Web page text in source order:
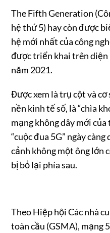
The Fifth Generation
hệ thứ 5) hay còn được
hệ mới nhất của công
được triển khai trên
năm 2021.
Được xem là trụ cột và
nền kinh tế số, là “chìa
mạng không dây mới
“cuộc đua 5G” ngày
cảnh không một ông lớn
bị bỏ lại phía sau.
Theo Hiệp hội Các nhà
toàn cầu (GSMA), mạng